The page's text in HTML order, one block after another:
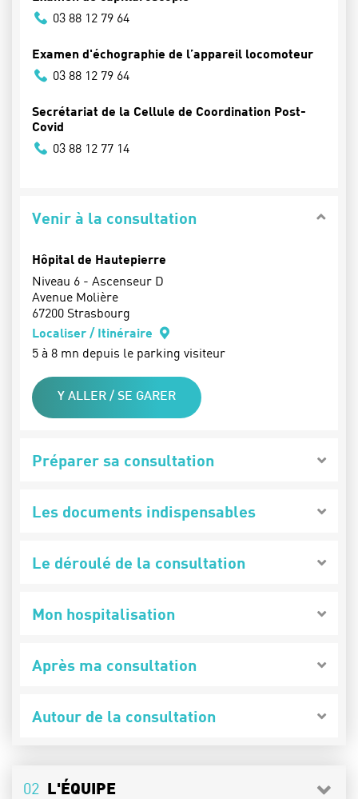
03 88 12 79 64
Examen d'échographie de l’appareil locomoteur
03 88 12 79 64
Secrétariat de la Cellule de Coordination Post-
Covid
03 88 12 77 14
Venir à la consultation
Hôpital de Hautepierre
Niveau 6 - Ascenseur D
Avenue Molière
67200 Strasbourg
Localiser / Itinéraire
5 à 8 mn depuis le parking visiteur
Y ALLER / SE GARER
Préparer sa consultation
Les documents indispensables
Le déroulé de la consultation
Mon hospitalisation
Après ma consultation
Autour de la consultation
02 L'ÉQUIPE